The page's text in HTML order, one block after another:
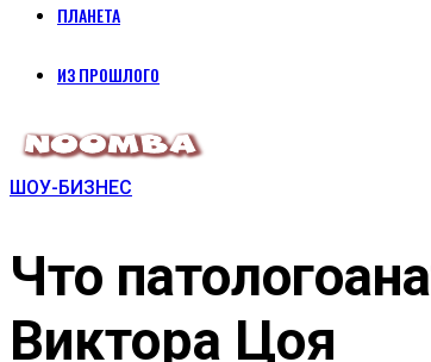
ПЛАНЕТА
ИЗ ПРОШЛОГО
ШОУ-БИЗНЕС
Что
Виктора Цоя